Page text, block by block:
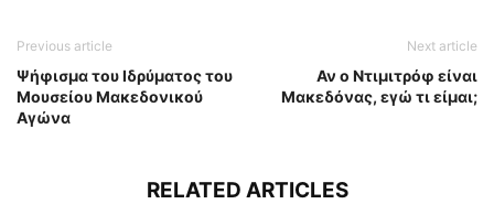
Previous article
Ψήφισμα του Ιδρύματος του
Μουσείου Μακεδονικού
Αγώνα
Next article
Αν ο Ντιμιτρόφ είναι
Μακεδόνας, εγώ τι είμαι;
RELATED ARTICLES